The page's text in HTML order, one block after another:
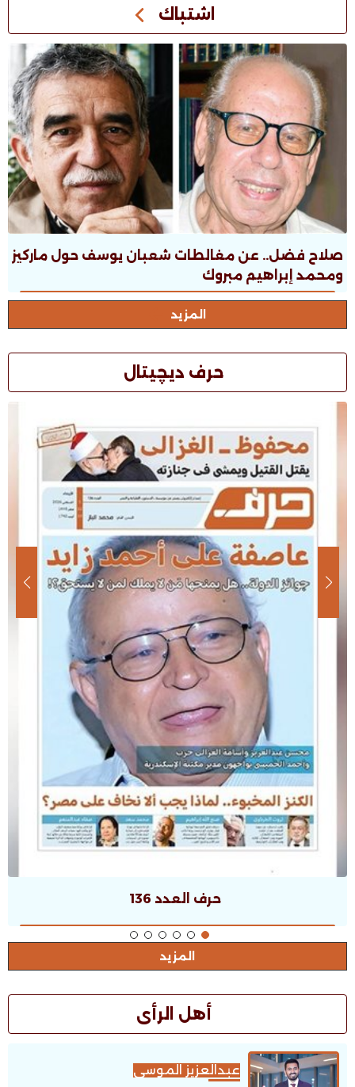
اشتباك
صلاح فضل.. عن مغالطات شعبان يوسف حول ماركيز
ومحمد إبراهيم مبروك
المزيد
حرف ديچيتال
حرف العدد 135
المزيد
أهل الرأى
عبدالعزيز الموسى